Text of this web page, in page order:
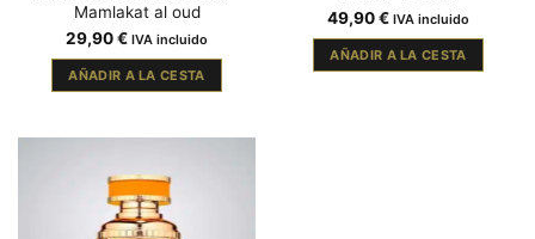
Mamlakat al oud
29,90€ IVA incluido
AÑADIR A LA CESTA
49,90€ IVA incluido
AÑADIR A LA CESTA